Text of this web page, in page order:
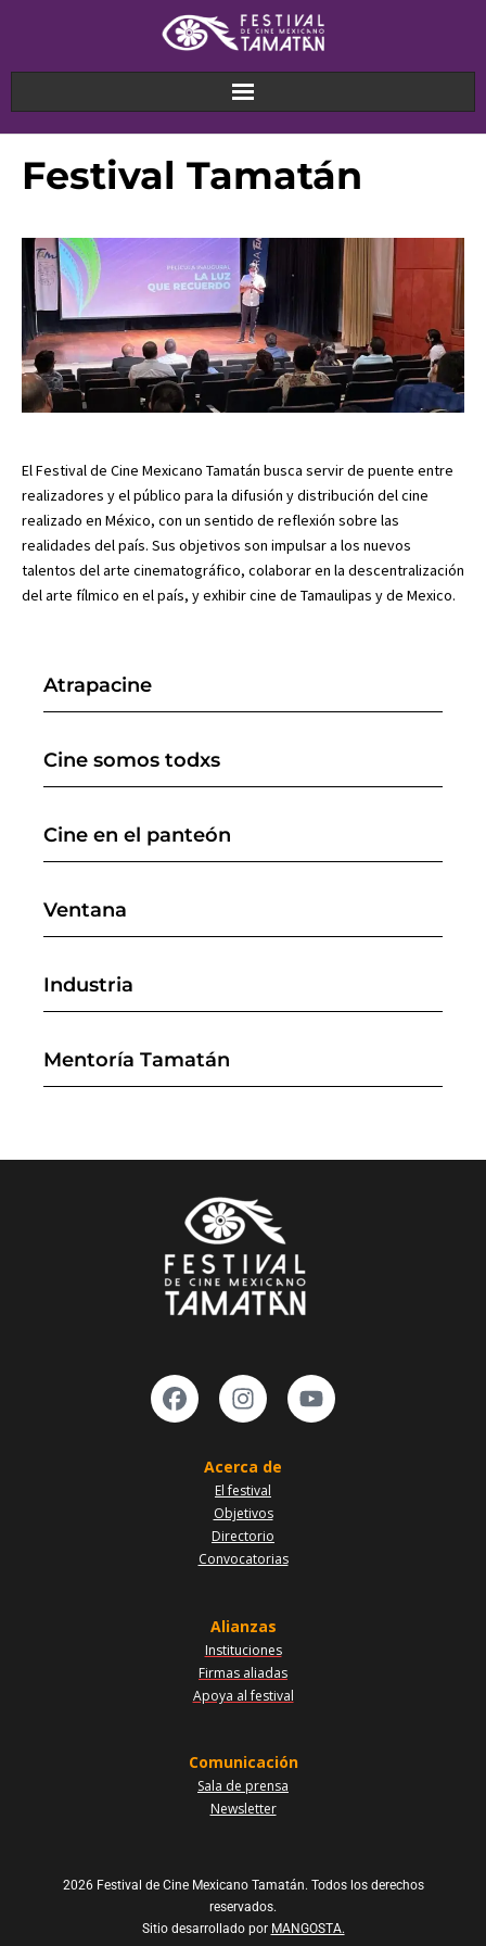
Festival Tamatán
El Festival de Cine Mexicano Tamatán busca servir de puente entre
realizadores y el público para la difusión y distribución del cine
realizado en México, con un sentido de reflexión sobre las
realidades del país. Sus objetivos son impulsar a los nuevos
talentos del arte cinematográfico, colaborar en la descentralización
del arte fílmico en el país, y exhibir cine de Tamaulipas y de Mexico.
Atrapacine
Cine somos todxs
Cine en el panteón
Ventana
Industria
Mentoría Tamatán
Acerca de
El festival
Objetivos
Directorio
Convocatorias
Alianzas
Instituciones
Firmas aliadas
Apoya al festival
Comunicación
Sala de prensa
Newsletter
2026 Festival de Cine Mexicano Tamatán. Todos los derechos
reservados.
Sitio desarrollado por MANGOSTA.